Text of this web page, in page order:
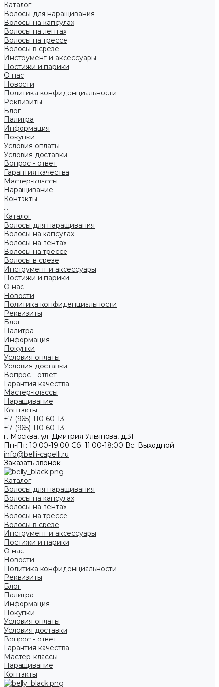
Каталог
Волосы для наращивания
Волосы на капсулах
Волосы на лентах
Волосы на трессе
Волосы в срезе
Инструмент и аксессуары
Постижи и парики
О нас
Новости
Политика конфиденциальности
Реквизиты
Блог
Палитра
Информация
Покупки
Условия оплаты
Условия доставки
Вопрос - ответ
Гарантия качества
Мастер-классы
Наращивание
Контакты
...
Каталог
Волосы для наращивания
Волосы на капсулах
Волосы на лентах
Волосы на трессе
Волосы в срезе
Инструмент и аксессуары
Постижи и парики
О нас
Новости
Политика конфиденциальности
Реквизиты
Блог
Палитра
Информация
Покупки
Условия оплаты
Условия доставки
Вопрос - ответ
Гарантия качества
Мастер-классы
Наращивание
Контакты
+7 (965) 110-60-13
+7 (965) 110-60-13
г. Москва, ул. Дмитрия Ульянова, д.31
Пн-Пт: 10:00-19:00 Cб: 11:00-18:00 Вс: Выходной
info@belli-capelli.ru
Заказать звонок
Каталог
Волосы для наращивания
Волосы на капсулах
Волосы на лентах
Волосы на трессе
Волосы в срезе
Инструмент и аксессуары
Постижи и парики
О нас
Новости
Политика конфиденциальности
Реквизиты
Блог
Палитра
Информация
Покупки
Условия оплаты
Условия доставки
Вопрос - ответ
Гарантия качества
Мастер-классы
Наращивание
Контакты